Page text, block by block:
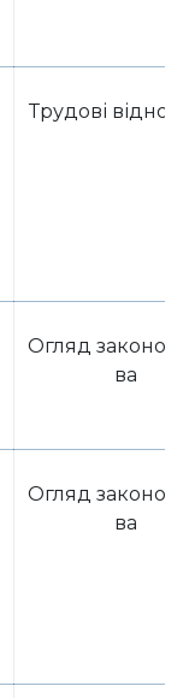
Трудові
Огляд
ва
Огляд
ва